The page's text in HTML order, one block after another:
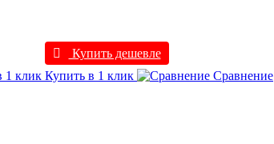
Купить дешевле
Купить в 1 клик
Сравнение